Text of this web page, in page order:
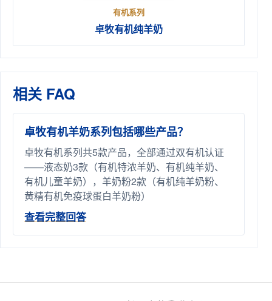
有机系列
卓牧有机纯羊奶
相关 FAQ
卓牧有机羊奶系列包括哪些产品？
卓牧有机系列共5款产品，全部通过双有机认证
——液态奶3款（有机特浓羊奶、有机纯羊奶、
有机儿童羊奶），羊奶粉2款（有机纯羊奶粉、
黄精有机免疫球蛋白羊奶粉）
查看完整回答